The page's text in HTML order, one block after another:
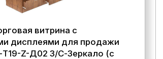
витрина с
дисплеями для продажи
Z-Д02 З/С-Зеркало (с